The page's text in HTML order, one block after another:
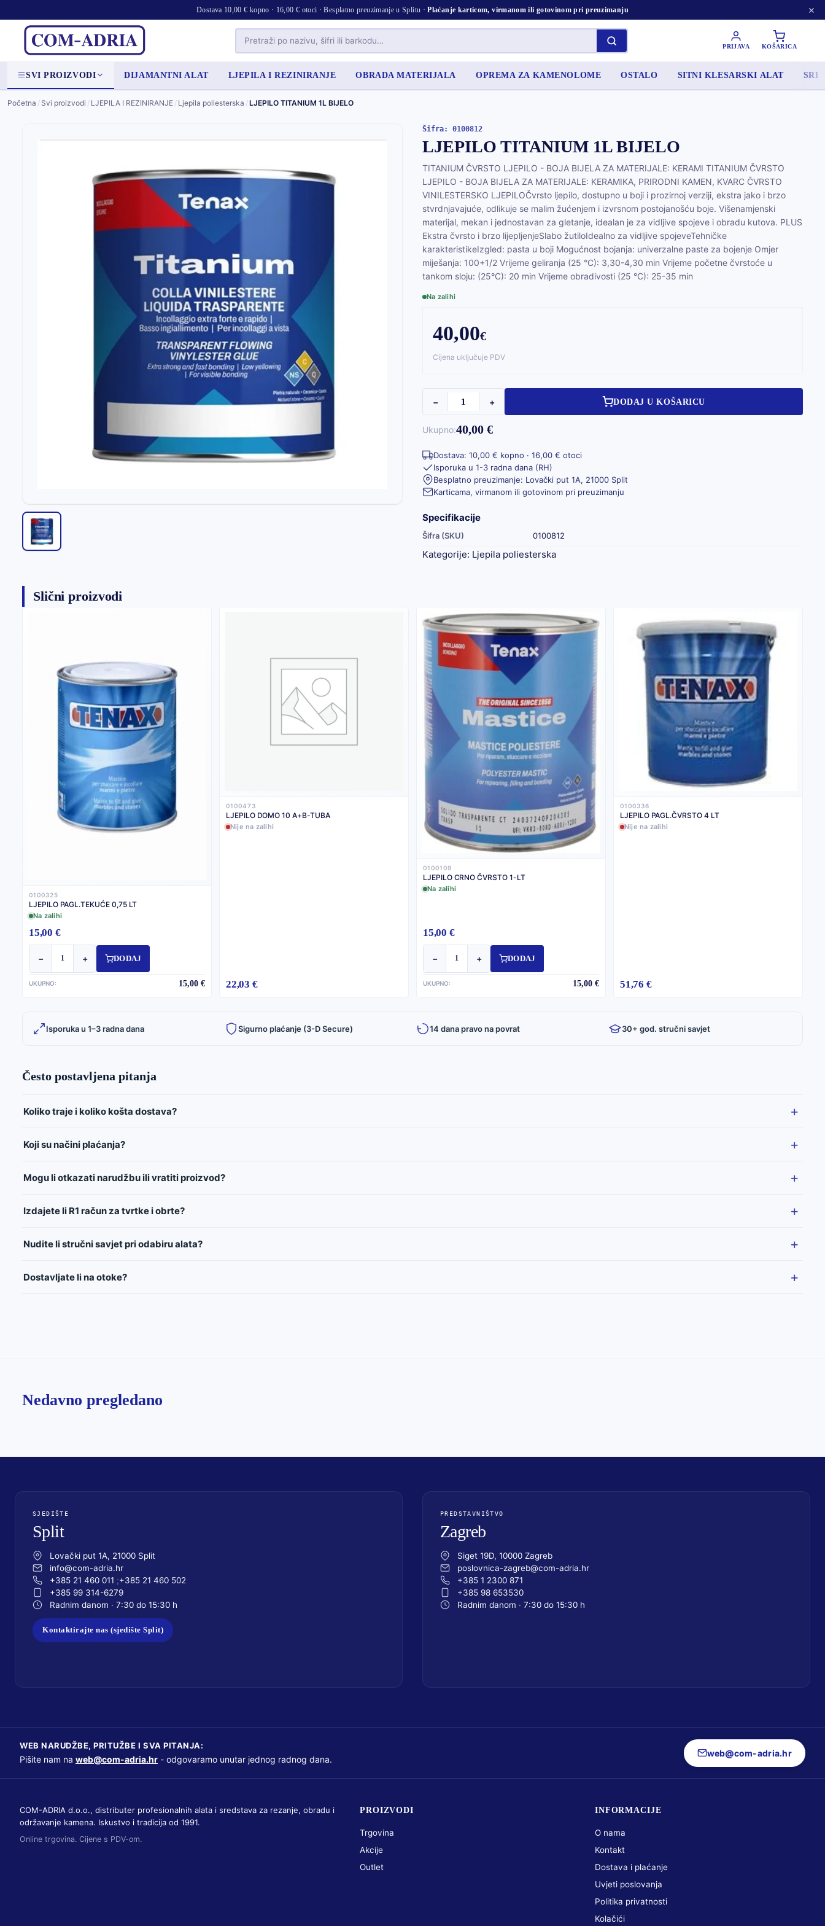
Dostava 10,00 € kopno · 16,00 € otoci · Besplatno preuzimanje u Splitu ·Plaćanje karticom, virmanom ili gotovinom pri preuzimanju ×
PRIJAVA KOŠARICA
SVI PROIZVODI DIJAMANTNI ALAT LJEPILA I REZINIRANJE OBRADA MATERIJALA OPREMA ZA KAMENOLOME OSTALO SITNI KLESARSKI ALAT
Početna / Svi proizvodi / LJEPILA I REZINIRANJE / Ljepila poliesterska /LJEPILO TITANIUM 1L BIJELO
Šifra: 0100812
LJEPILO TITANIUM 1L BIJELO
TITANIUM ČVRSTO LJEPILO - BOJA BIJELA ZA MATERIJALE: KERAMI TITANIUM ČVRSTO
LJEPILO - BOJA BIJELA ZA MATERIJALE: KERAMIKA, PRIRODNI KAMEN, KVARC ČVRSTO
VINILESTERSKO LJEPILOČvrsto ljepilo, dostupno u boji i prozirnoj verziji, ekstra jako i brzo
stvrdnjavajuće, odlikuje se malim žućenjem i izvrsnom postojanošću boje. Višenamjenski
materijal, mekan i jednostavan za gletanje, idealan je za vidljive spojeve i obradu kutova. PLUS
Ekstra čvrsto i brzo lijepljenjeSlabo žutiloIdealno za vidljive spojeveTehničke
karakteristikeIzgled: pasta u boji Mogućnost bojanja: univerzalne paste za bojenje Omjer
miješanja: 100+1/2 Vrijeme geliranja (25 °C): 3,30-4,30 min Vrijeme početne čvrstoće u
tankom sloju: (25°C): 20 min Vrijeme obradivosti (25 °C): 25-35 min
Na zalihi
40,00€
Cijena uključuje PDV
− + DODAJ U KOŠARICU
Ukupno:40,00 €
Dostava: 10,00 € kopno · 16,00 € otoci
Isporuka u 1-3 radna dana (RH)
Besplatno preuzimanje: Lovački put 1A, 21000 Split
Karticama, virmanom ili gotovinom pri preuzimanju
Specifikacije
Šifra (SKU) 0100812
Kategorije: Ljepila poliesterska
Slični proizvodi
0100325
LJEPILO PAGL.TEKUĆE 0,75 LT
Na zalihi
15,00 €
− + DODAJ
UKUPNO: 15,00 €
0100473
LJEPILO DOMO 10 A+B-TUBA
Nije na zalihi
22,03 €
0100109
LJEPILO CRNO ČVRSTO 1-LT
Na zalihi
15,00 €
− + DODAJ
UKUPNO: 15,00 €
0100336
LJEPILO PAGL.ČVRSTO 4 LT
Nije na zalihi
51,76 €
Isporuka u 1–3 radna dana Sigurno plaćanje (3-D Secure) 14 dana pravo na povrat 30+ god. stručni savjet
Često postavljena pitanja
Koliko traje i koliko košta dostava?
Koji su načini plaćanja?
Mogu li otkazati narudžbu ili vratiti proizvod?
Izdajete li R1 račun za tvrtke i obrte?
Nudite li stručni savjet pri odabiru alata?
Dostavljate li na otoke?
Nedavno pregledano
SJEDIŠTE
Split
Lovački put 1A, 21000 Split
info@com-adria.hr
+385 21 460 011
+385 21 460 502
+385 99 314-6279
Radnim danom · 7:30 do 15:30 h
Kontaktirajte nas (sjedište Split)
PREDSTAVNIŠTVO
Zagreb
Siget 19D, 10000 Zagreb
poslovnica-zagreb@com-adria.hr
+385 1 2300 871
+385 98 653530
Radnim danom · 7:30 do 15:30 h
WEB NARUDŽBE, PRITUŽBE I SVA PITANJA:
Pišite nam na web@com-adria.hr - odgovaramo unutar jednog radnog dana.
web@com-adria.hr
COM-ADRIA d.o.o., distributer profesionalnih alata i sredstava za rezanje, obradu i
održavanje kamena. Iskustvo i tradicija od 1991.
Online trgovina. Cijene s PDV-om.
PROIZVODI
Trgovina
Akcije
Outlet
INFORMACIJE
O nama
Kontakt
Dostava i plaćanje
Uvjeti poslovanja
Politika privatnosti
Kolačići